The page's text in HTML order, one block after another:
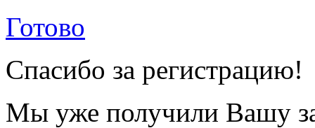
Готово
Спасибо за регистрацию!
Мы уже получили Вашу